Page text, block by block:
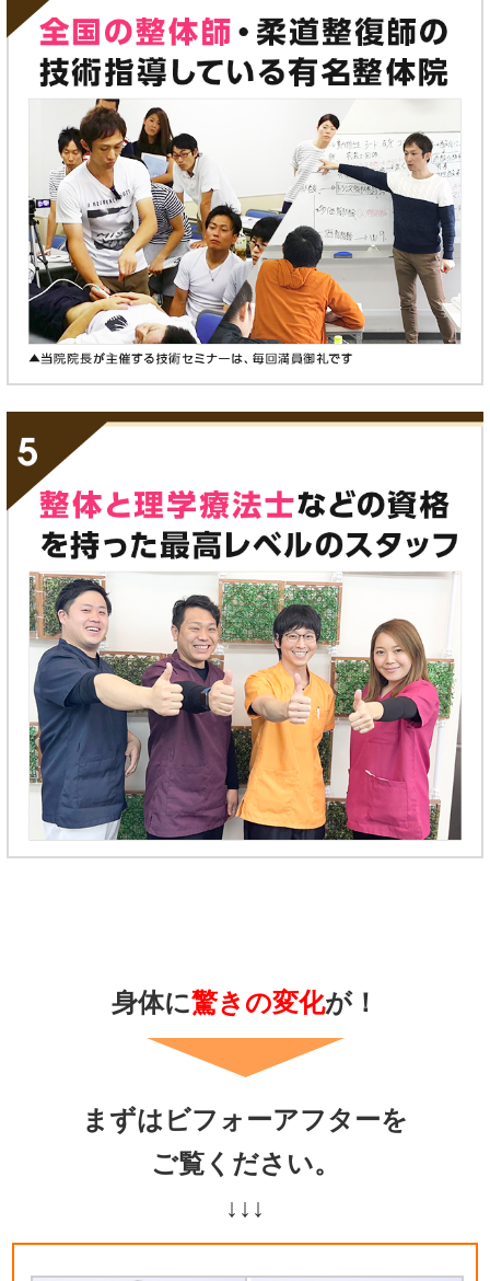
身体に驚きの変化が！
まずはビフォーアフターを
ご覧ください。
↓↓↓